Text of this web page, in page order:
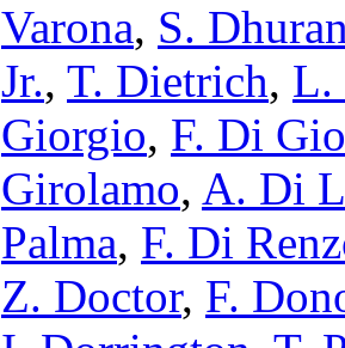
Varona, S.
Jr., T. Dietrich, L.
Giorgio, F. Di
Girolamo, A. Di
Palma, F. Di
Z. Doctor, F.